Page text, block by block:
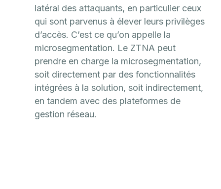
latéral des attaquants, en particulier ceux
qui sont parvenus à élever leurs privilèges
d’accès. C’est ce qu’on appelle la
microsegmentation. Le ZTNA peut
prendre en charge la microsegmentation,
soit directement par des fonctionnalités
intégrées à la solution, soit indirectement,
en tandem avec des plateformes de
gestion réseau.